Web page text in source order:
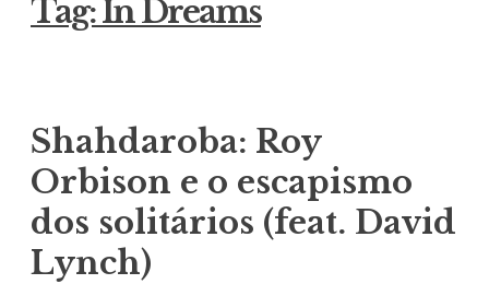
Tag:In Dreams
Shahdaroba: Roy
Orbison e o escapismo
dos solitários (feat. David
Lynch)